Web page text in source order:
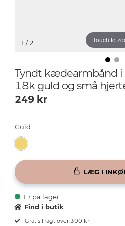
Touch to
1 / 2
Tyndt kædearmbånd i
18k guld og små
249 kr
Guld
LÆG I
Er på lager
Find i butik
Gratis fragt over 300 kr